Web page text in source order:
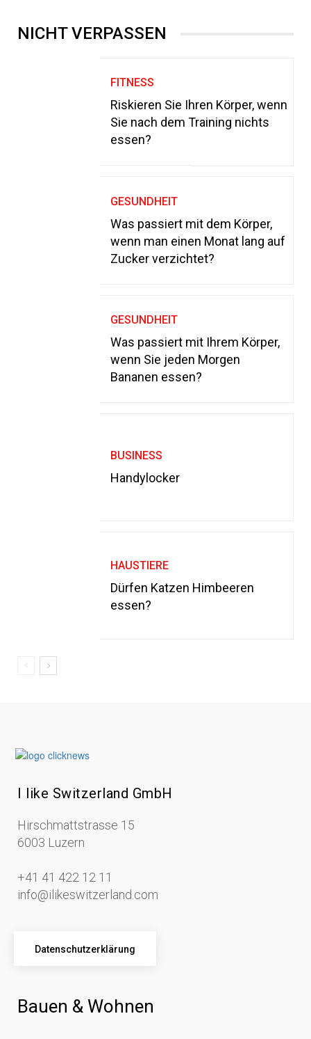
NICHT VERPASSEN
FITNESS
Riskieren Sie Ihren Körper, wenn
Sie nach dem Training nichts
essen?
GESUNDHEIT
Was passiert mit dem Körper,
wenn man einen Monat lang auf
Zucker verzichtet?
GESUNDHEIT
Was passiert mit Ihrem Körper,
wenn Sie jeden Morgen
Bananen essen?
BUSINESS
Handylocker
HAUSTIERE
Dürfen Katzen Himbeeren
essen?
I like Switzerland GmbH
Hirschmattstrasse 15
6003 Luzern
+41 41 422 12 11
info@ilikeswitzerland.com
Datenschutzerklärung
Bauen & Wohnen